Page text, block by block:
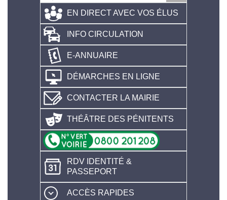
EN DIRECT AVEC VOS ÉLUS
INFO CIRCULATION
E-ANNUAIRE
DÉMARCHES EN LIGNE
CONTACTER LA MAIRIE
THÉÂTRE DES PÉNITENTS
RDV IDENTITÉ &
PASSEPORT
ACCÈS RAPIDES